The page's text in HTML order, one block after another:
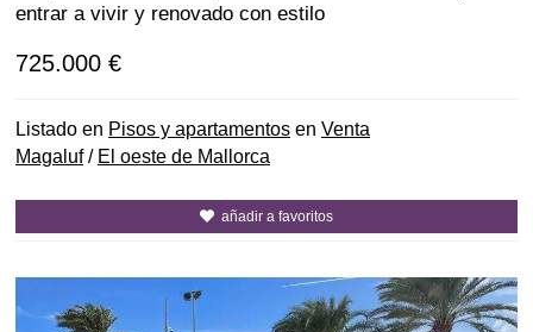
entrar a vivir y renovado con estilo
725.000 €
Listado en Pisos y apartamentos en Venta
Magaluf/ El oeste de Mallorca
añadir a favoritos